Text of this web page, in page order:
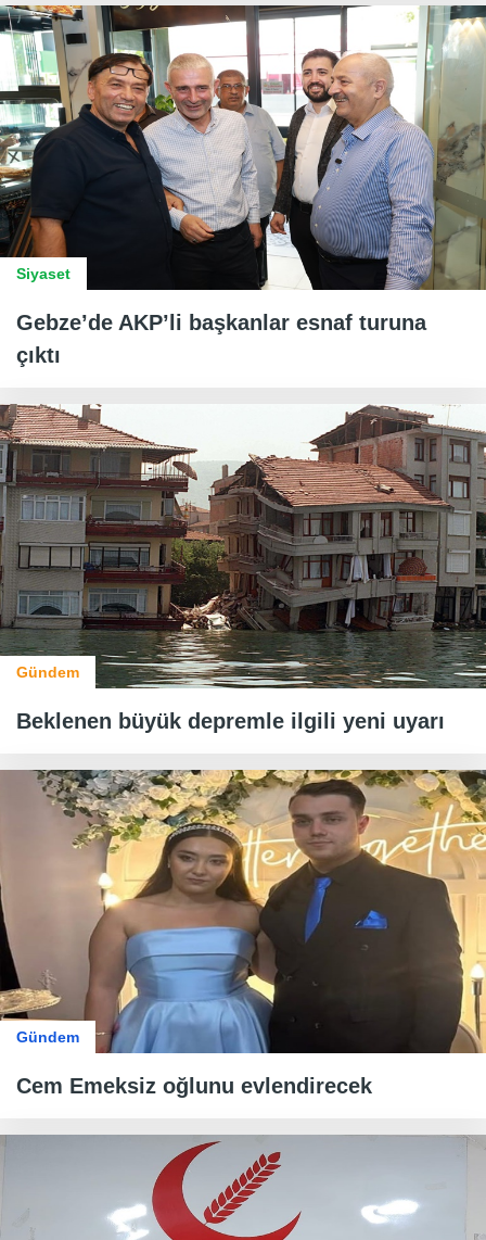
Siyaset
Gebze’de AKP’li başkanlar esnaf turuna
çıktı
Gündem
Beklenen büyük depremle ilgili yeni uyarı
Gündem
Cem Emeksiz oğlunu evlendirecek